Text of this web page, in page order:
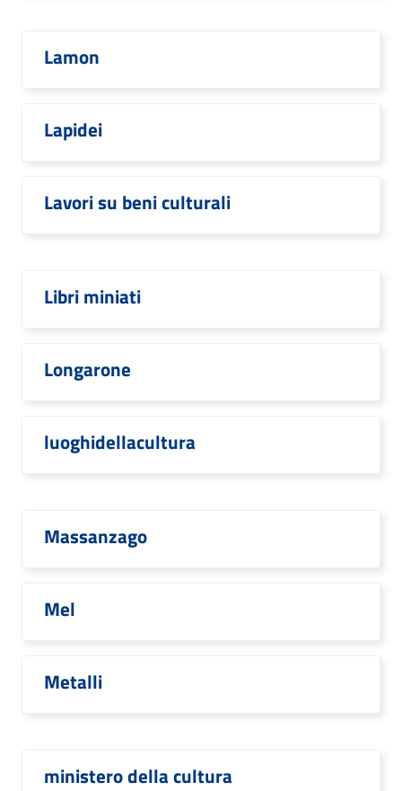
Lamon
Lapidei
Lavori su beni culturali
Libri miniati
Longarone
luoghidellacultura
Massanzago
Mel
Metalli
ministero della cultura